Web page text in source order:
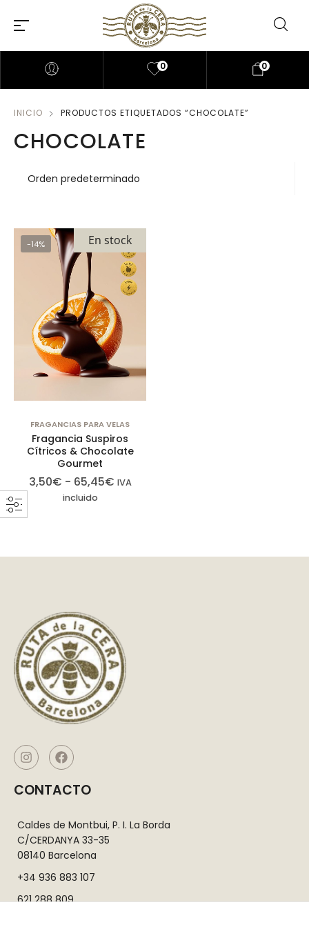
0 0
INICIO PRODUCTOS ETIQUETADOS “CHOCOLATE”
CHOCOLATE
-14% En stock
FRAGANCIAS PARA VELAS
Fragancia Suspiros
Cítricos & Chocolate
Gourmet
3,50€ - 65,45€ IVA
incluido
CONTACTO
Caldes de Montbui, P. I. La Borda
C/CERDANYA 33-35
08140 Barcelona
+34 936 883 107
621 288 809